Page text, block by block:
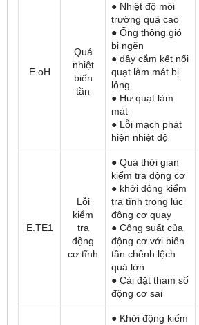
E.oH
Quá
nhiệt
biến
tần
● Nhiệt độ môi
trường quá cao
● Ống thông gió
bị ngẽn
● dây cắm kết nối
quạt làm mát bị
lỏng
● Hư quạt làm
mát
● Lỗi mạch phát
hiện nhiệt độ
E.TE1
Lỗi
kiểm
tra
động
cơ tĩnh
● Quá thời gian
kiểm tra động cơ
● khởi động kiểm
tra tĩnh trong lúc
động cơ quay
● Công suất của
động cơ với biến
tần chênh lệch
quá lớn
● Cài đặt tham số
động cơ sai
● Khởi động kiểm